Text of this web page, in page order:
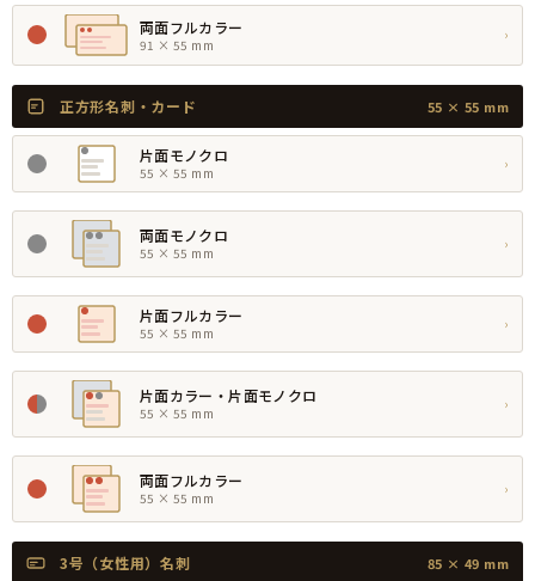
両面フルカラー
91 × 55 mm
›
正方形名刺・カード 55 × 55 mm
片面モノクロ
55 × 55 mm
›
両面モノクロ
55 × 55 mm
›
片面フルカラー
55 × 55 mm
›
片面カラー・片面モノクロ
55 × 55 mm
›
両面フルカラー
55 × 55 mm
›
3号（女性用）名刺 85 × 49 mm